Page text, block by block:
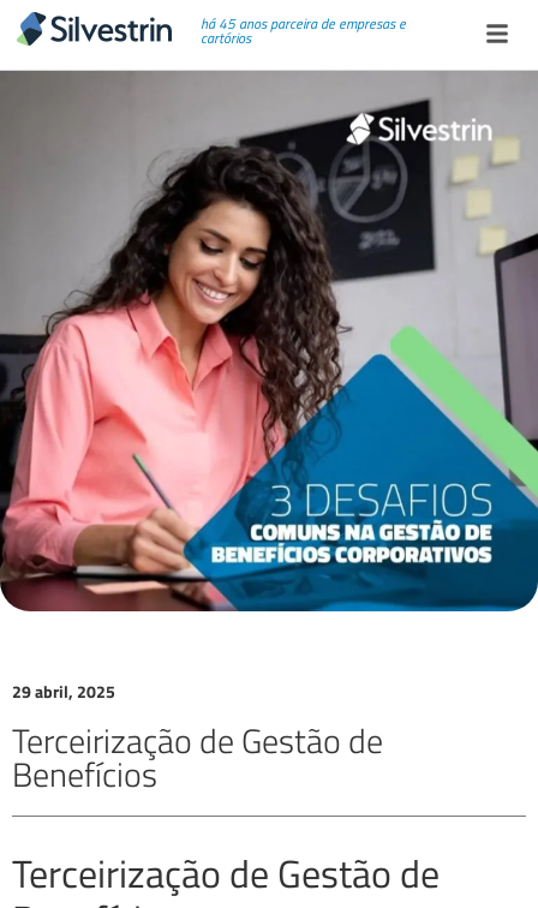
há 45 anos parceira de empresas e
cartórios
29 abril, 2025
Terceirização de Gestão de
Benefícios
Terceirização de Gestão de